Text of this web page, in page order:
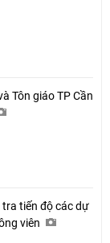
Tôn giáo TP Cần
tra tiến độ các dự
viên